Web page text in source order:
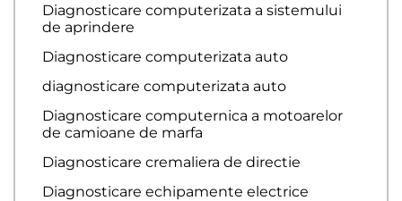
Diagnosticare computerizata a sistemului
de aprindere
Diagnosticare computerizata auto
diagnosticare computerizata auto
Diagnosticare computernica a motoarelor
de camioane de marfa
Diagnosticare cremaliera de directie
Diagnosticare echipamente electrice